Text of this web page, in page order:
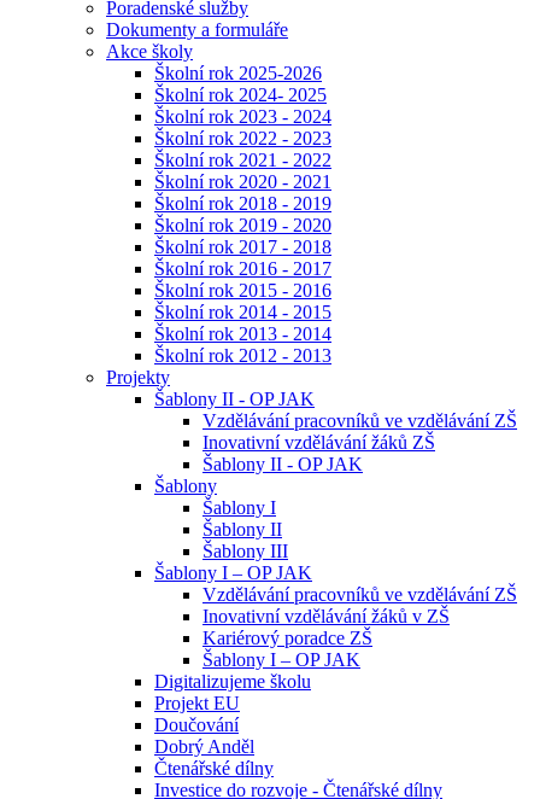
Poradenské služby
Dokumenty a formuláře
Akce školy
Školní rok 2025-2026
Školní rok 2024- 2025
Školní rok 2023 - 2024
Školní rok 2022 - 2023
Školní rok 2021 - 2022
Školní rok 2020 - 2021
Školní rok 2018 - 2019
Školní rok 2019 - 2020
Školní rok 2017 - 2018
Školní rok 2016 - 2017
Školní rok 2015 - 2016
Školní rok 2014 - 2015
Školní rok 2013 - 2014
Školní rok 2012 - 2013
Projekty
Šablony II - OP JAK
Vzdělávání pracovníků ve vzdělávání ZŠ
Inovativní vzdělávání žáků ZŠ
Šablony II - OP JAK
Šablony
Šablony I
Šablony II
Šablony III
Šablony I – OP JAK
Vzdělávání pracovníků ve vzdělávání ZŠ
Inovativní vzdělávání žáků v ZŠ
Kariérový poradce ZŠ
Šablony I – OP JAK
Digitalizujeme školu
Projekt EU
Doučování
Dobrý Anděl
Čtenářské dílny
Investice do rozvoje - Čtenářské dílny